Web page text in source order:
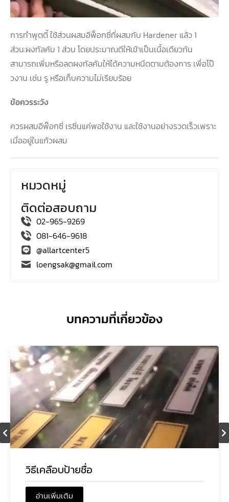
หมวดหมู่
ติดต่อสอบถาม
02-965-9269
081-646-9618
@allartcenter5
loengsak@gmail.com
การทำพุตตี้ ใช้ส่วนผสมอีพ็อกซี่ที่ผสมกับ Hardener แล้ว 1
ส่วน:ผงทัลคัม 1 ส่วน โดยประมาณตีให้เข้าเป็นเนื้อเดียวกัน
สามารถเพิ่มหรือลดผงทัลคัมให้ได้ความหนืดตามต้องการ เพื่อโป๊
วงาน เช่น รู หรือเก็บความไม่เรียบร้อย
ข้อควรระวัง
ควรผสมอีพ๊อกซี่ เรซิ่นแค่พอใช้งาน และใช้งานอย่างรวดเร็วเพราะ
เมื่ออยู่ในแก้วผสม
บทความที่เกี่ยวข้อง
วิธีเคลือบป้ายชื่อ
อ่านเพิ่มเติม